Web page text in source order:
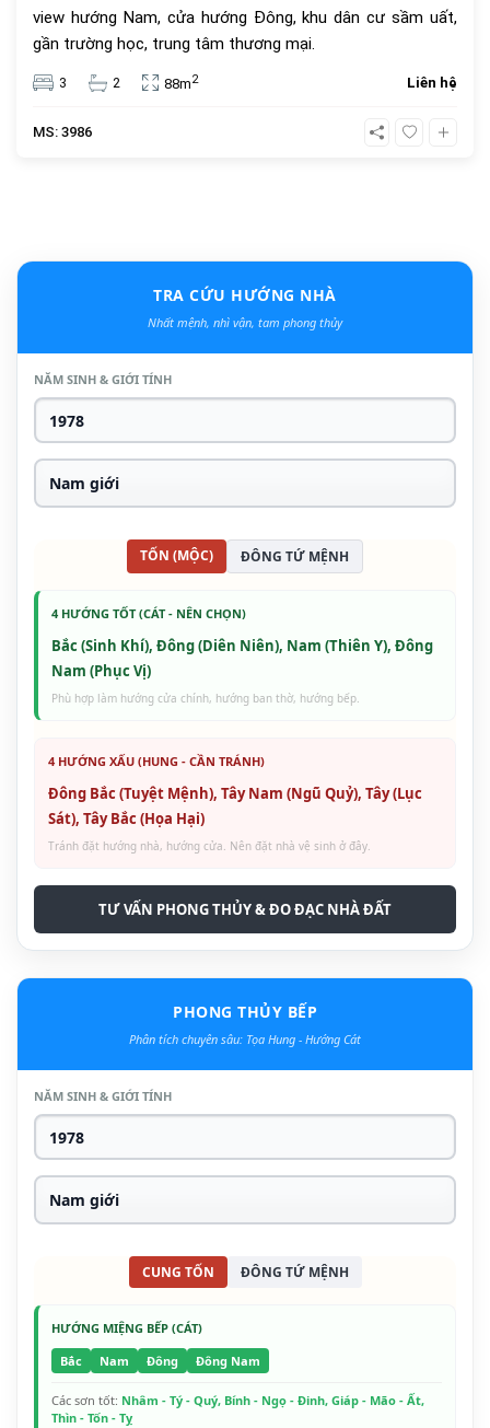
view hướng Nam, cửa hướng Đông, khu dân cư sầm uất,
gần trường học, trung tâm thương mại.
3 2 88m2 Liên hệ
MS: 3986
TRA CỨU HƯỚNG NHÀ
Nhất mệnh, nhì vận, tam phong thủy
NĂM SINH & GIỚI TÍNH
TỐN (MỘC) ĐÔNG TỨ MỆNH
4 HƯỚNG TỐT (CÁT - NÊN CHỌN)
Bắc (Sinh Khí), Đông (Diên Niên), Nam (Thiên Y), Đông
Nam (Phục Vị)
Phù hợp làm hướng cửa chính, hướng ban thờ, hướng bếp.
4 HƯỚNG XẤU (HUNG - CẦN TRÁNH)
Đông Bắc (Tuyệt Mệnh), Tây Nam (Ngũ Quỷ), Tây (Lục
Sát), Tây Bắc (Họa Hại)
Tránh đặt hướng nhà, hướng cửa. Nên đặt nhà vệ sinh ở đây.
TƯ VẤN PHONG THỦY & ĐO ĐẠC NHÀ ĐẤT
PHONG THỦY BẾP
Phân tích chuyên sâu: Tọa Hung - Hướng Cát
NĂM SINH & GIỚI TÍNH
CUNG TỐN ĐÔNG TỨ MỆNH
HƯỚNG MIỆNG BẾP (CÁT)
Bắc
Nam Đông Đông Nam
Các sơn tốt: Nhâm - Tý - Quý, Bính - Ngọ - Đinh, Giáp - Mão - Ất,
Thìn - Tốn - Tỵ